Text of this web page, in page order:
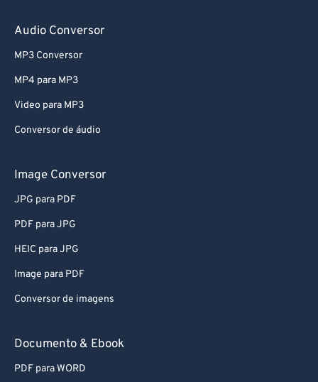
Audio Conversor
MP3 Conversor
MP4 para MP3
Video para MP3
Conversor de áudio
Image Conversor
JPG para PDF
PDF para JPG
HEIC para JPG
Image para PDF
Conversor de imagens
Documento & Ebook
PDF para WORD